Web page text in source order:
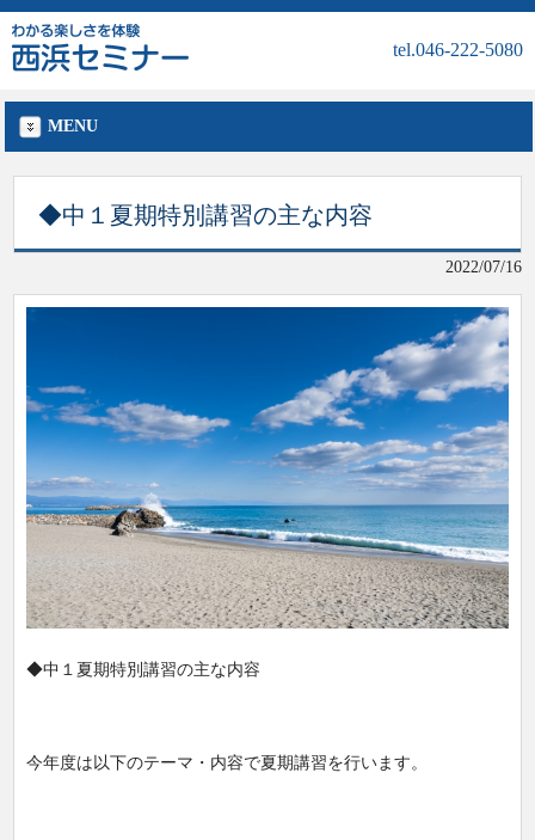
tel.046-222-5080
MENU
◆中１夏期特別講習の主な内容
2022/07/16
◆中１夏期特別講習の主な内容
今年度は以下のテーマ・内容で夏期講習を行います。